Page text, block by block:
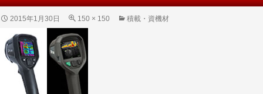
2015年1月30日 150 × 150 積載・資機材